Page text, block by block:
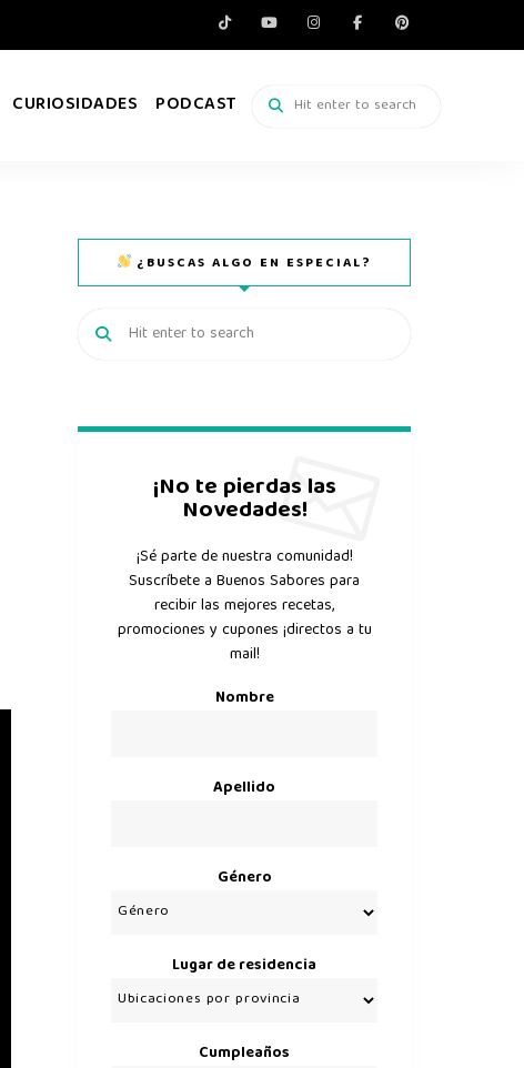
CURIOSIDADES PODCAST
¿BUSCAS ALGO EN ESPECIAL?
¡No te pierdas las
Novedades!
¡Sé parte de nuestra comunidad!
Suscríbete a Buenos Sabores para
recibir las mejores recetas,
promociones y cupones ¡directos a tu
mail!
Nombre
Apellido
Género
Lugar de residencia
Cumpleaños